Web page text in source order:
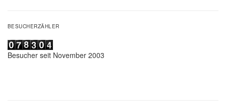
BESUCHERZÄHLER
Besucher seit November 2003